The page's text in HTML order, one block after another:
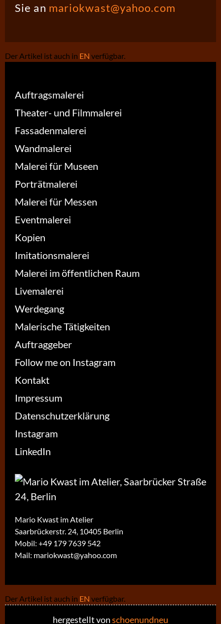
Sie an mariokwast@yahoo.com
Der Artikel ist auch in EN verfügbar.
Auftragsmalerei
Theater- und Filmmalerei
Fassadenmalerei
Wandmalerei
Malerei für Museen
Porträtmalerei
Malerei für Messen
Eventmalerei
Kopien
Imitationsmalerei
Malerei im öffentlichen Raum
Livemalerei
Werdegang
Malerische Tätigkeiten
Auftraggeber
Follow me on Instagram
Kontakt
Impressum
Datenschutzerklärung
Instagram
LinkedIn
Mario Kwast im Atelier
Saarbrückerstr. 24, 10405 Berlin
Mobil: +49 179 7639 542
Mail: mariokwast@yahoo.com
Der Artikel ist auch in EN verfügbar.
hergestellt vonschoenundneu